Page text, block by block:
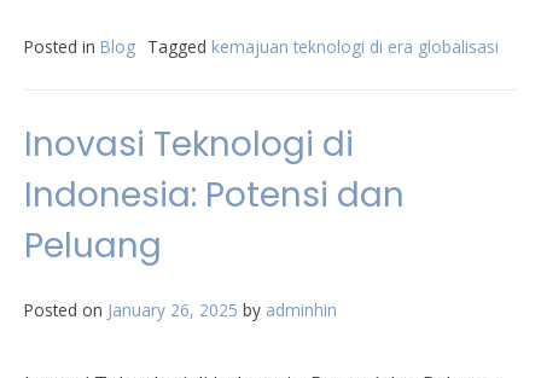
Posted in Blog Tagged kemajuan teknologi di era globalisasi
Inovasi Teknologi di
Indonesia: Potensi dan
Peluang
Posted on January 26, 2025 by adminhin